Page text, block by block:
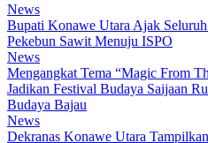
News
Bupati Konawe Utara Ajak Seluruh
Pekebun Sawit Menuju ISPO
News
Mengangkat Tema “Magic From
Jadikan Festival Budaya Saijaan
Budaya Bajau
News
Dekranas Konawe Utara